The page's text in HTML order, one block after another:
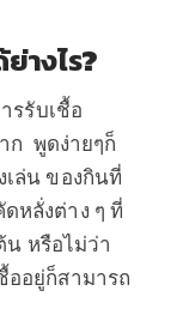
างไร?
รรับเชื้อ
ก พูดง่ายๆก็
ล่น ของกินที่
หลั่งต่าง ๆ ที่
น หรือไม่ว่า
ออยู่ก็สามารถ